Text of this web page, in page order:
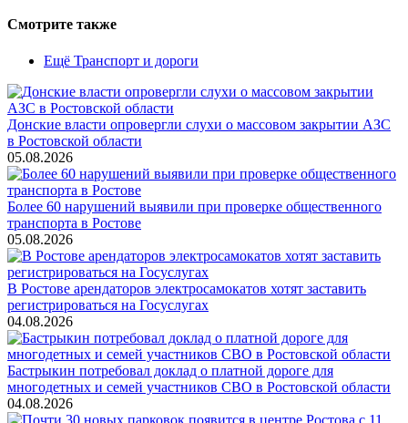
Смотрите также
Ещё Транспорт и дороги
Донские власти опровергли слухи о массовом закрытии АЗС
в Ростовской области
05.08.2026
Более 60 нарушений выявили при проверке общественного
транспорта в Ростове
05.08.2026
В Ростове арендаторов электросамокатов хотят заставить
регистрироваться на Госуслугах
04.08.2026
Бастрыкин потребовал доклад о платной дороге для
многодетных и семей участников СВО в Ростовской области
04.08.2026